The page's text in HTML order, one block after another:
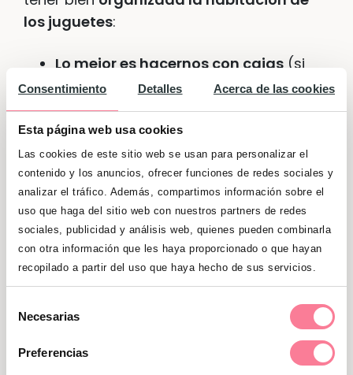
Consentimiento Detalles Acerca de las cookies
Esta página web usa cookies
Las cookies de este sitio web se usan para personalizar el
contenido y los anuncios, ofrecer funciones de redes sociales y
analizar el tráfico. Además, compartimos información sobre el
uso que haga del sitio web con nuestros partners de redes
sociales, publicidad y análisis web, quienes pueden combinarla
con otra información que les haya proporcionado o que hayan
recopilado a partir del uso que haya hecho de sus servicios.
Necesarias
Preferencias
los juguetes:
Lo mejor es hacernos con cajas (si
pueden ser todas del mismo tamaño
quedará más bonito) para ordenar
los juguetes de nuestros hijos por
categorías. Esto es, muñecos con
muñecos, los disfraces todos juntos,
los legos todos en el mismo lugar…
Después toca marcar la caja con el
nombre de su contenido o un dibujo.
Ordenar los juguetes de los niños de
tener su espacio más recogido, sino
que también les ayudará a establecer
categorías mentales, proceso este